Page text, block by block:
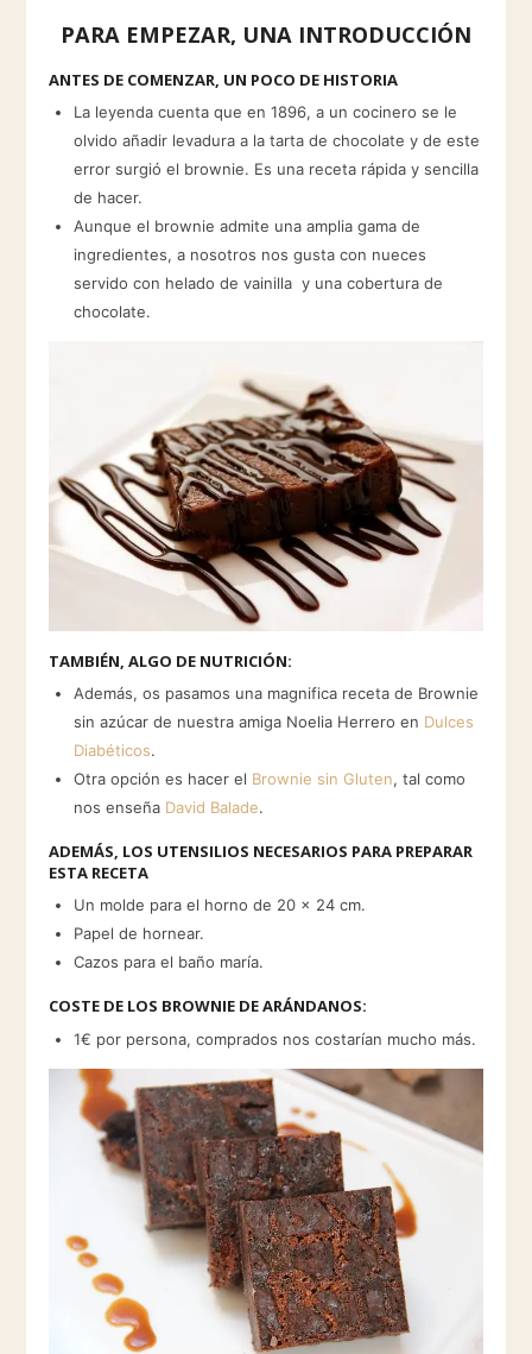
PARA EMPEZAR, UNA INTRODUCCIÓN
ANTES DE COMENZAR, UN POCO DE HISTORIA
La leyenda cuenta que en 1896, a un cocinero se le
olvido añadir levadura a la tarta de chocolate y de este
error surgió el brownie. Es una receta rápida y sencilla
de hacer.
Aunque el brownie admite una amplia gama de
ingredientes, a nosotros nos gusta con nueces
servido con helado de vainilla y una cobertura de
chocolate.
TAMBIÉN, ALGO DE NUTRICIÓN:
Además, os pasamos una magnifica receta de Brownie
sin azúcar de nuestra amiga Noelia Herrero en Dulces
Diabéticos.
Otra opción es hacer el Brownie sin Gluten, tal como
nos enseña David Balade.
ADEMÁS, LOS UTENSILIOS NECESARIOS PARA PREPARAR
ESTA RECETA
Un molde para el horno de 20 x 24 cm.
Papel de hornear.
Cazos para el baño maría.
COSTE DE LOS BROWNIE DE ARÁNDANOS:
1€ por persona, comprados nos costarían mucho más.